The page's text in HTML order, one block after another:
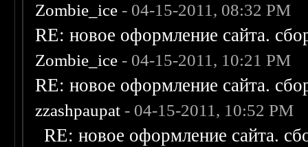
Zombie_ice - 04-15-2011, 08:32 PM
RE: новое оформление сайта.
Zombie_ice - 04-15-2011, 10:21 PM
RE: новое оформление сайта.
zzashpaupat - 04-15-2011, 10:52 PM
RE: новое оформление сайта.